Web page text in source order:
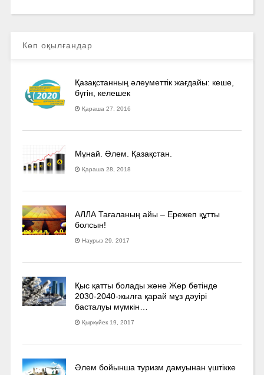
Көп оқылғандар
Қазақстанның әлеуметтік жағдайы: кеше,
бүгін, келешек
Қараша 27, 2016
Мұнай. Әлем. Қазақстан.
Қараша 28, 2018
АЛЛА Тағаланың айы – Ережеп құтты
болсын!
Наурыз 29, 2017
Қыс қатты болады және Жер бетінде
2030-2040­-жылға қарай мұз дәуірі
басталуы мүмкін…
Қыркүйек 19, 2017
Әлем бойынша туризм дамуынан үштікке